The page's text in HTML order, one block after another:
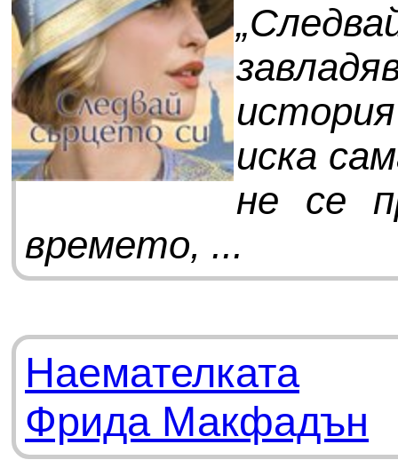
иска
не се
времето, ...
Наемателката
Фрида Макфадън